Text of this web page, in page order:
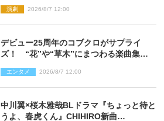
演劇 2026/8/7 12:00
デビュー25周年のコブクロがサプライ
ズ！ “花”や“草木”にまつわる楽曲集め
信リリース
エンタメ 2026/8/7 12:00
中川翼×桜木雅哉BLドラマ『ちょっと待と
うよ、春虎くん』CHIHIRO新曲